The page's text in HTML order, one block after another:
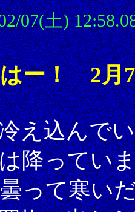
07(土)
ー！ 2月
え込んで
降ってい
って寒い